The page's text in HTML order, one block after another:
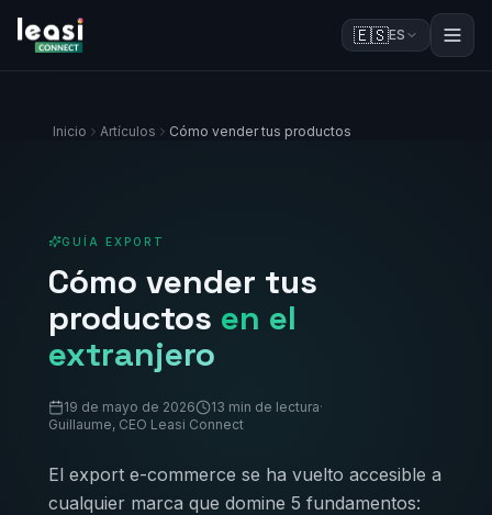
🇪🇸ES
Inicio Artículos Cómo vender tus productos
GUÍA EXPORT
Cómo vender tus
productos en el
extranjero
19 de mayo de 2026 13 min de lectura·
Guillaume, CEO Leasi Connect
El export e-commerce se ha vuelto accesible a
cualquier marca que domine 5 fundamentos: